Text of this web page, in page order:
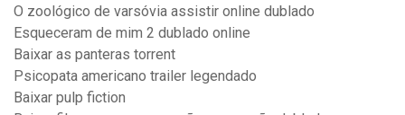
O zoológico de varsóvia assistir online dublado
Esqueceram de mim 2 dublado online
Baixar as panteras torrent
Psicopata americano trailer legendado
Baixar pulp fiction